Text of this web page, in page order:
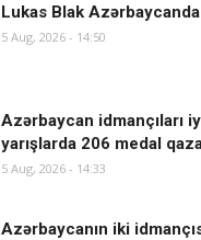
Lukas Blak Azərbaycanda
5 Aug, 2026 - 14:50
Azərbaycan idmançıları
yarışlarda 206 medal
5 Aug, 2026 - 14:33
Azərbaycanın iki